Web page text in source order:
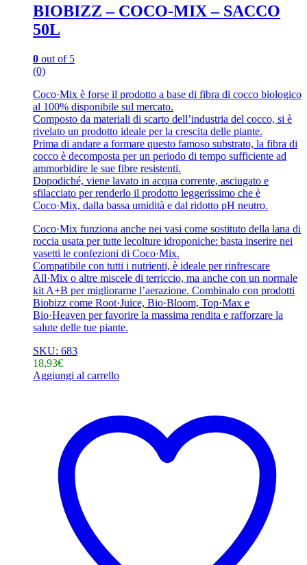
BIOBIZZ – COCO-MIX – SACCO
50L
0 out of 5
(0)
Coco·Mix è forse il prodotto a base di fibra di cocco biologico
al 100% disponibile sul mercato.
Composto da materiali di scarto dell’industria del cocco, si è
rivelato un prodotto ideale per la crescita delle piante.
Prima di andare a formare questo famoso substrato, la fibra di
cocco è decomposta per un periodo di tempo sufficiente ad
ammorbidire le sue fibre resistenti.
Dopodiché, viene lavato in acqua corrente, asciugato e
sfilacciato per renderlo il prodotto leggerissimo che è
Coco·Mix, dalla bassa umidità e dal ridotto pH neutro.
Coco·Mix funziona anche nei vasi come sostituto della lana di
roccia usata per tutte lecolture idroponiche: basta inserire nei
vasetti le confezioni di Coco·Mix.
Compatibile con tutti i nutrienti, è ideale per rinfrescare
All·Mix o altre miscele di terriccio, ma anche con un normale
kit A+B per migliorarne l’aerazione. Combinalo con prodotti
Biobizz come Root·Juice, Bio·Bloom, Top·Max e
Bio·Heaven per favorire la massima rendita e rafforzare la
salute delle tue piante.
SKU: 683
18,93€
Aggiungi al carrello